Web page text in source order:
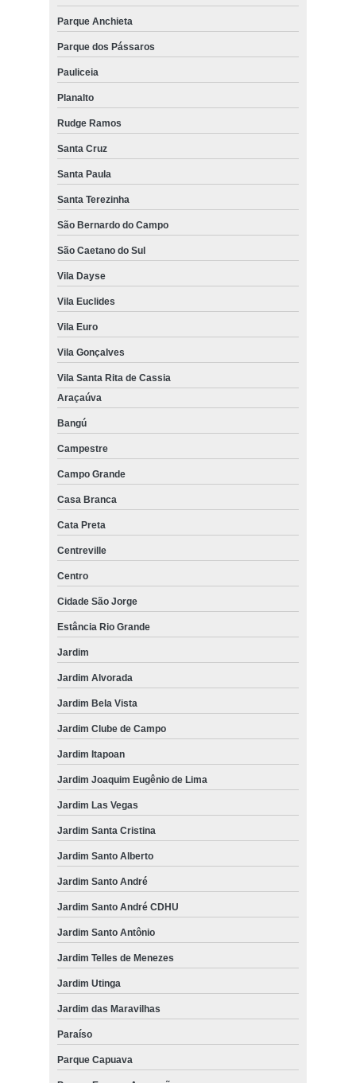
Parque Anchieta
Parque dos Pássaros
Pauliceia
Planalto
Rudge Ramos
Santa Cruz
Santa Paula
Santa Terezinha
São Bernardo do Campo
São Caetano do Sul
Vila Dayse
Vila Euclides
Vila Euro
Vila Gonçalves
Vila Santa Rita de Cassia
Araçaúva
Bangú
Campestre
Campo Grande
Casa Branca
Cata Preta
Centreville
Centro
Cidade São Jorge
Estância Rio Grande
Jardim
Jardim Alvorada
Jardim Bela Vista
Jardim Clube de Campo
Jardim Itapoan
Jardim Joaquim Eugênio de Lima
Jardim Las Vegas
Jardim Santa Cristina
Jardim Santo Alberto
Jardim Santo André
Jardim Santo André CDHU
Jardim Santo Antônio
Jardim Telles de Menezes
Jardim Utinga
Jardim das Maravilhas
Paraíso
Parque Capuava